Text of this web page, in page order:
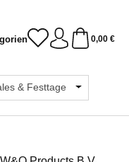
0,00 €
der Kategorie Bücher
das Dropdown der
& Festtage Öffne oder